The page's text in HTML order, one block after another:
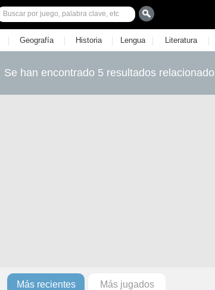
| Geografía | Historia | Lengua | Literatura |
Se han encontrado 5 resultados
Más recientes Más jugados